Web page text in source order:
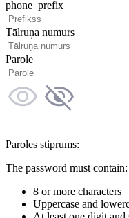
phone_prefix
Tālruņa numurs
Parole
Paroles stiprums:
The password must contain:
8 or more characters
Uppercase and